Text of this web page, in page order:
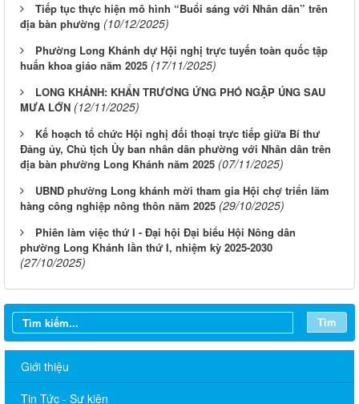
Tiếp tục thực hiện mô hình “Buổi sáng với Nhân dân” trên
địa bàn phường (10/12/2025)
Phường Long Khánh dự Hội nghị trực tuyến toàn quốc tập
huấn khoa giáo năm 2025 (17/11/2025)
LONG KHÁNH: KHẨN TRƯƠNG ỨNG PHÓ NGẬP ÚNG SAU
MƯA LỚN (12/11/2025)
Kế hoạch tổ chức Hội nghị đối thoại trực tiếp giữa Bí thư
Đảng ủy, Chủ tịch Ủy ban nhân dân phường với Nhân dân trên
địa bàn phường Long Khánh năm 2025 (07/11/2025)
UBND phường Long khánh mời tham gia Hội chợ triển lãm
hàng công nghiệp nông thôn năm 2025 (29/10/2025)
Phiên làm việc thứ I - Đại hội Đại biểu Hội Nông dân
phường Long Khánh lần thứ I, nhiệm kỳ 2025-2030
(27/10/2025)
Tìm
Giới thiệu
Tin Tức - Sự kiện